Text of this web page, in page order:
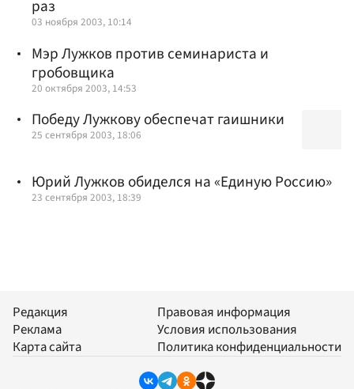
раз
03 ноября 2003, 10:14
Мэр Лужков против семинариста и
гробовщика
20 октября 2003, 14:53
Победу Лужкову обеспечат гаишники
25 сентября 2003, 18:06
Юрий Лужков обиделся на «Единую Россию»
23 сентября 2003, 18:39
Редакция
Реклама
Карта сайта
Правовая информация
Условия использования
Политика конфиденциальности